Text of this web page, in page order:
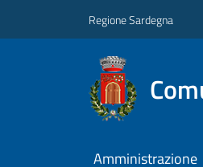
Regione Sardegna
Amministrazione